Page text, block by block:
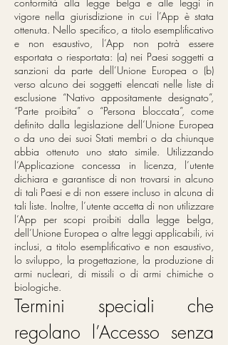
vigore nella giurisdizione in cui l’App è stata
ottenuta. Nello specifico, a titolo esemplificativo
e non esaustivo, l’App non potrà essere
esportata o riesportata: (a) nei Paesi soggetti a
sanzioni da parte dell’Unione Europea o (b)
verso alcuno dei soggetti elencati nelle liste di
esclusione “Nativo appositamente designato”,
“Parte proibita” o “Persona bloccata”, come
definito dalla legislazione dell’Unione Europea
o da uno dei suoi Stati membri o da chiunque
abbia ottenuto uno stato simile. Utilizzando
l’Applicazione concessa in licenza, l’utente
dichiara e garantisce di non trovarsi in alcuno
di tali Paesi e di non essere incluso in alcuna di
tali liste. Inoltre, l’utente accetta di non utilizzare
l’App per scopi proibiti dalla legge belga,
dell’Unione Europea o altre leggi applicabili, ivi
inclusi, a titolo esemplificativo e non esaustivo,
lo sviluppo, la progettazione, la produzione di
armi nucleari, di missili o di armi chimiche o
biologiche.
Termini speciali che
regolano l’Accesso senza